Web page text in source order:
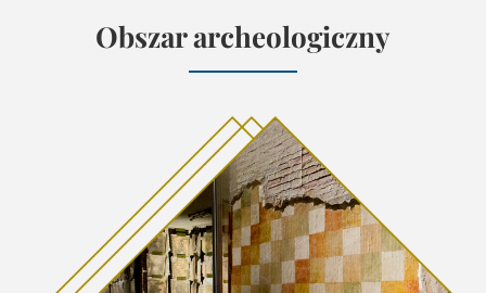
Obszar archeologiczny